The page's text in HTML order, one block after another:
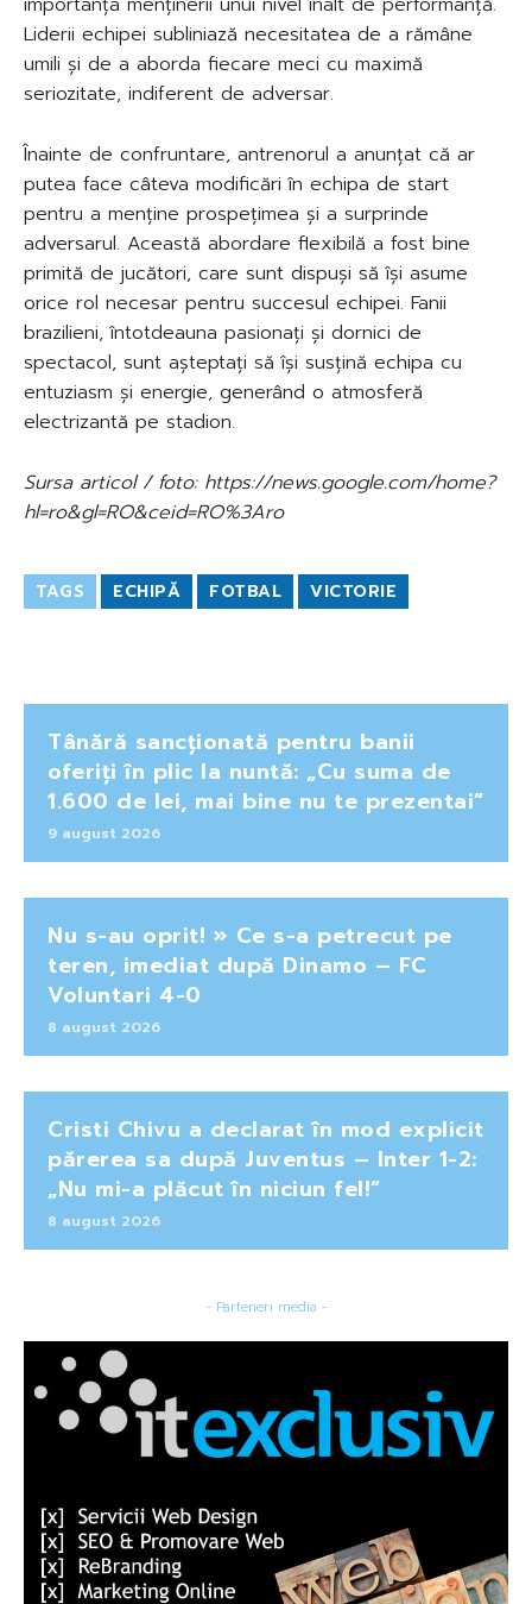
Liderii echipei subliniază necesitatea de a rămâne
umili și de a aborda fiecare meci cu maximă
seriozitate, indiferent de adversar.
Înainte de confruntare, antrenorul a anunțat că ar
putea face câteva modificări în echipa de start
pentru a menține prospețimea și a surprinde
adversarul. Această abordare flexibilă a fost bine
primită de jucători, care sunt dispuși să își asume
orice rol necesar pentru succesul echipei. Fanii
brazilieni, întotdeauna pasionați și dornici de
spectacol, sunt așteptați să își susțină echipa cu
entuziasm și energie, generând o atmosferă
electrizantă pe stadion.
Sursa articol / foto: https://news.google.com/home?
hl=ro&gl=RO&ceid=RO%3Aro
TAGS ECHIPĂ FOTBAL VICTORIE
Tânără sancționată pentru banii
oferiți în plic la nuntă: „Cu suma de
1.600 de lei, mai bine nu te prezentai”
9 august 2026
Nu s-au oprit! » Ce s-a petrecut pe
teren, imediat după Dinamo – FC
Voluntari 4-0
8 august 2026
Cristi Chivu a declarat în mod explicit
părerea sa după Juventus – Inter 1-2:
„Nu mi-a plăcut în niciun fel!”
8 august 2026
- Parteneri media -